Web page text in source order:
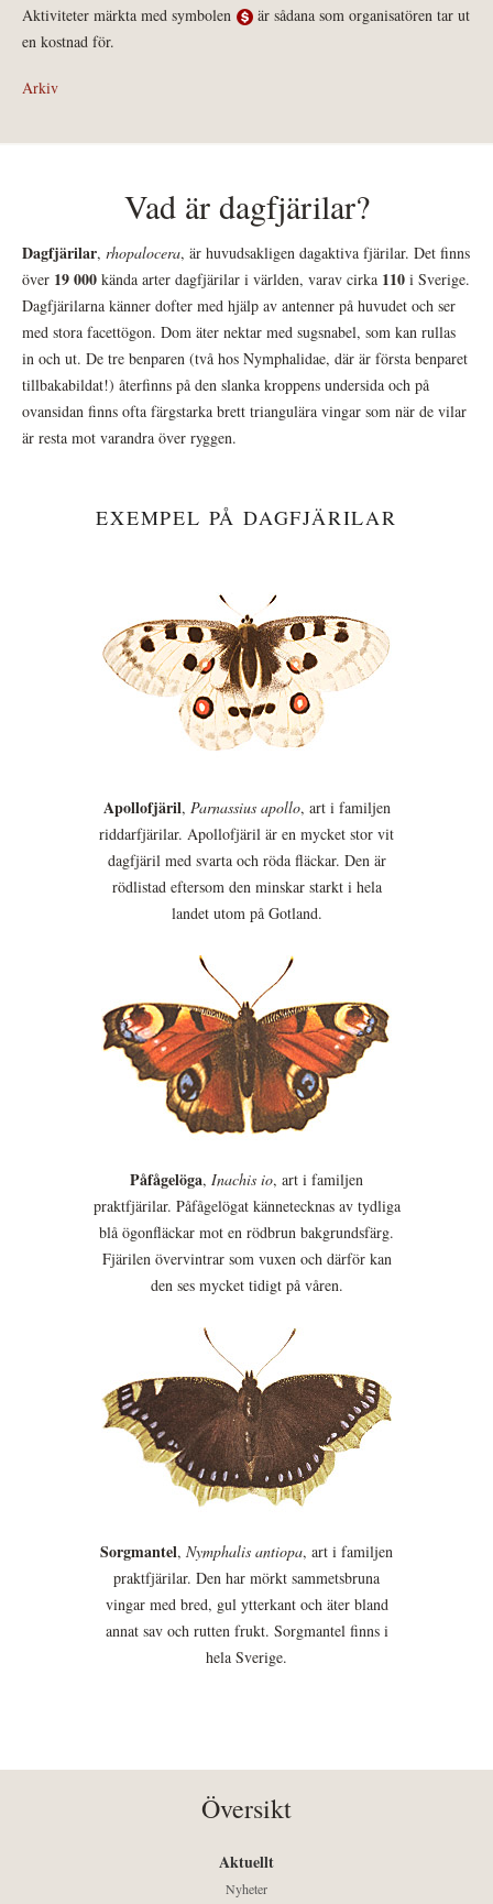
Aktiviteter märkta med symbolen
är sådana som organisatören tar ut
en kostnad för.
Arkiv
Vad är dagfjärilar?
Dagfjärilar, rhopalocera, är huvudsakligen dagaktiva fjärilar. Det finns
över 19 000 kända arter dagfjärilar i världen, varav cirka 110 i Sverige.
Dagfjärilarna känner dofter med hjälp av antenner på huvudet och ser
med stora facettögon. Dom äter nektar med sugsnabel, som kan rullas
in och ut. De tre benparen (två hos Nymphalidae, där är första benparet
tillbakabildat!) återfinns på den slanka kroppens undersida och på
ovansidan finns ofta färgstarka brett triangulära vingar som när de vilar
är resta mot varandra över ryggen.
EXEMPEL PÅ DAGFJÄRILAR
Apollofjäril, Parnassius apollo, art i familjen
riddarfjärilar. Apollofjäril är en mycket stor vit
dagfjäril med svarta och röda fläckar. Den är
rödlistad eftersom den minskar starkt i hela
landet utom på Gotland.
Påfågelöga, Inachis io, art i familjen
praktfjärilar. Påfågelögat kännetecknas av tydliga
blå ögonfläckar mot en rödbrun bakgrundsfärg.
Fjärilen övervintrar som vuxen och därför kan
den ses mycket tidigt på våren.
Sorgmantel, Nymphalis antiopa, art i familjen
praktfjärilar. Den har mörkt sammetsbruna
vingar med bred, gul ytterkant och äter bland
annat sav och rutten frukt. Sorgmantel finns i
hela Sverige.
Översikt
Aktuellt
Nyheter